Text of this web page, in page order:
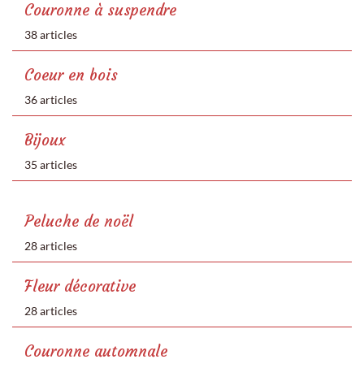
Couronne à suspendre
38 articles
Coeur en bois
36 articles
Bijoux
35 articles
Peluche de noël
28 articles
Fleur décorative
28 articles
Couronne automnale